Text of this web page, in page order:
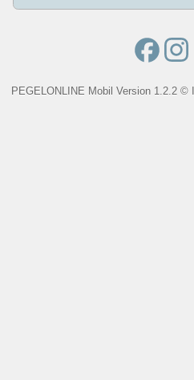
PEGELONLINE Mobil Version 1.2.2 ©